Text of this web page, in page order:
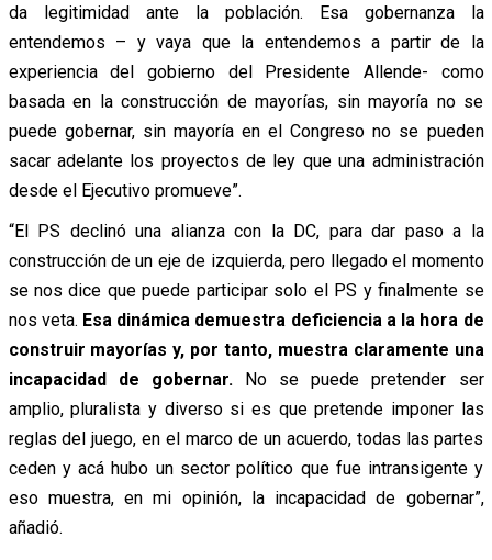
da legitimidad ante la población. Esa gobernanza la
entendemos – y vaya que la entendemos a partir de la
experiencia del gobierno del Presidente Allende- como
basada en la construcción de mayorías, sin mayoría no se
puede gobernar, sin mayoría en el Congreso no se pueden
sacar adelante los proyectos de ley que una administración
desde el Ejecutivo promueve”.
“El PS declinó una alianza con la DC, para dar paso a la
construcción de un eje de izquierda, pero llegado el momento
se nos dice que puede participar solo el PS y finalmente se
nos veta. Esa dinámica demuestra deficiencia a la hora de
construir mayorías y, por tanto, muestra claramente una
incapacidad de gobernar. No se puede pretender ser
amplio, pluralista y diverso si es que pretende imponer las
reglas del juego, en el marco de un acuerdo, todas las partes
ceden y acá hubo un sector político que fue intransigente y
eso muestra, en mi opinión, la incapacidad de gobernar”,
añadió.